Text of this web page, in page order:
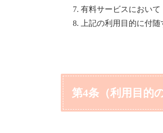
有料サービスにおい
上記の利用目的に付
第4条（利用目的